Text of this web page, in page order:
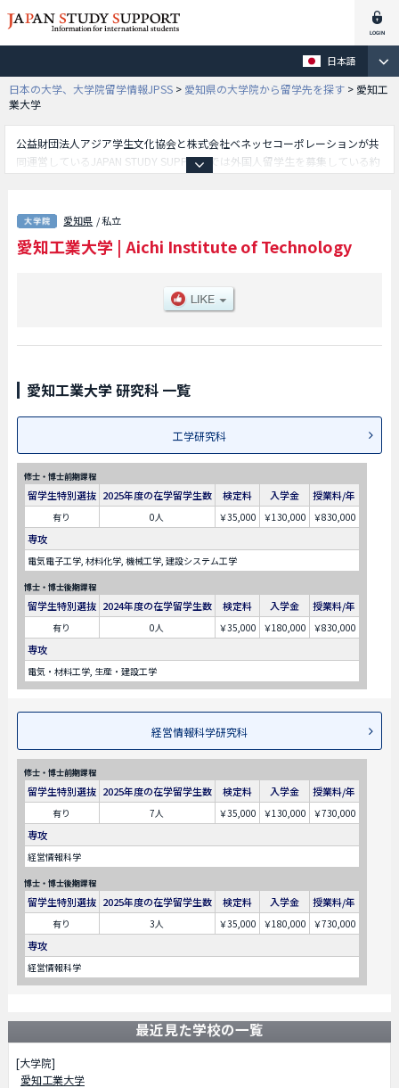
日本語
日本の大学、大学院留学情報JPSS > 愛知県の大学院から留学先を探す > 愛知工
業大学
公益財団法人アジア学生文化協会と株式会社ベネッセコーポレーションが共
同運営しているJAPAN STUDY SUPPORTでは外国人留学生を募集している約
営情報科学研究科等、研究科別情報や、募集定員や合格者数など入試情報、
施設案内、アクセスなど外国人留学生に必要な情報を掲載しているので是非
ご利用ください。
愛知県 / 私立
愛知工業大学 | Aichi Institute of Technology
愛知工業大学 研究科 一覧
工学研究科
修士・博士前期課程
留学生特別選抜 2025年度の在学留学生数 検定料 入学金 授業料/年
有り 0人 ￥35,000 ￥130,000 ￥830,000
専攻
電気電子工学, 材料化学, 機械工学, 建設システム工学
博士・博士後期課程
留学生特別選抜 2024年度の在学留学生数 検定料 入学金 授業料/年
有り 0人 ￥35,000 ￥180,000 ￥830,000
専攻
電気・材料工学, 生産・建設工学
経営情報科学研究科
修士・博士前期課程
留学生特別選抜 2025年度の在学留学生数 検定料 入学金 授業料/年
有り 7人 ￥35,000 ￥130,000 ￥730,000
専攻
経営情報科学
博士・博士後期課程
留学生特別選抜 2025年度の在学留学生数 検定料 入学金 授業料/年
有り 3人 ￥35,000 ￥180,000 ￥730,000
専攻
経営情報科学
最近見た学校の一覧
[大学院]
愛知工業大学